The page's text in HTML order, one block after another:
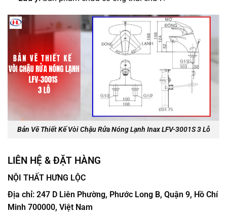
Bản Vẽ Thiết Kế Vòi Chậu Rửa Nóng Lạnh Inax LFV-3001S 3 Lỗ
LIÊN HỆ & ĐẶT HÀNG
NỘI THẤT HƯNG LỘC
Địa chỉ: 247 D Liên Phường, Phước Long B, Quận 9, Hồ Chí
Minh 700000, Việt Nam